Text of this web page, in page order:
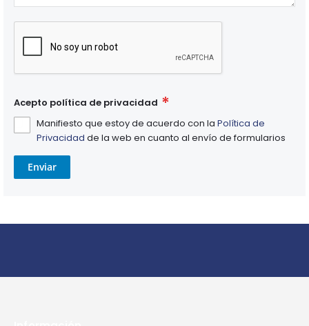
Acepto política de privacidad
Manifiesto que estoy de acuerdo con la Política de
Privacidad de la web en cuanto al envío de formularios
Enviar